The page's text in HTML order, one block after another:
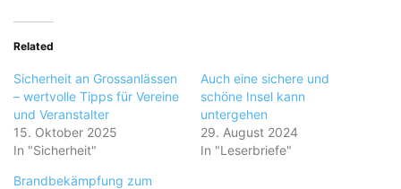
Related
Sicherheit an Grossanlässen
– wertvolle Tipps für Vereine
und Veranstalter
15. Oktober 2025
In "Sicherheit"
Auch eine sichere und
schöne Insel kann
untergehen
29. August 2024
In "Leserbriefe"
Brandbekämpfung zum